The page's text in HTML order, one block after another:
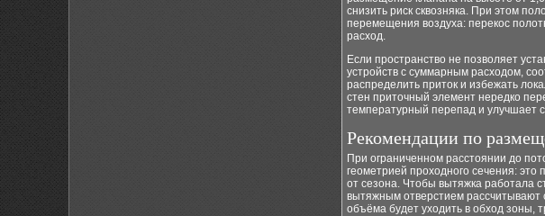
снизить риск сквозняка. При этом
перемещения воздуха: перекос
расход.
Если пространство не позволяет
устройств с суммарным расходом,
распределить приток и избежать
стен приточный элемент нередко
температурный перепад и улучшает
Рекомендации по
При ограниченном расстоянии до
геометрией проходного сечения: это
от сезона. Чтобы вытяжка работала
вытяжным отверстием рассчитывают
объёма будет уходить в обход зоны,